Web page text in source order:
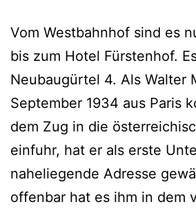
Vom Westbahnhof sind es
bis zum Hotel Fürstenhof.
Neubaugürtel 4. Als Walter
September 1934 aus Paris
dem Zug in die
einfuhr, hat er als erste
naheliegende Adresse
offenbar hat es ihm in dem